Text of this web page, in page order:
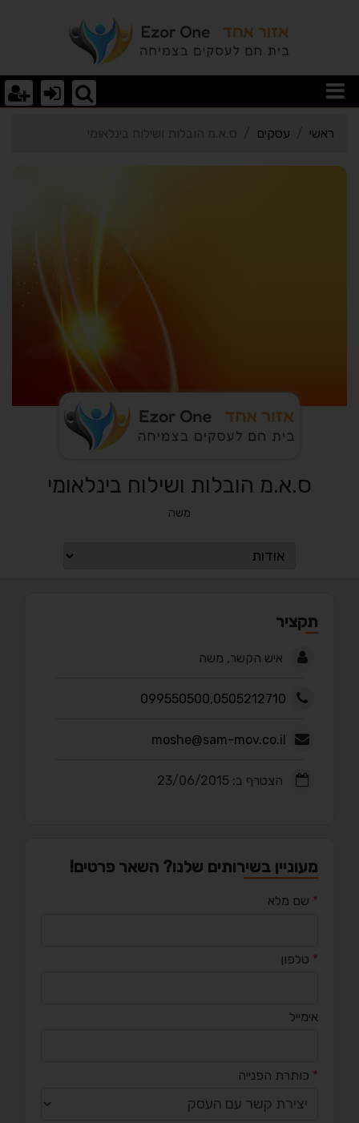
פרטי כרטיס העסק ס.א.מ
ראשי עסקים ס.א.מ הובלות ושילוח בינלאומי
ס.א.מ הובלות ושילוח בינלאומי
משה
תקציר
איש הקשר, משה
099550500,0505212710
moshe@sam-mov.co.il
הצטרף ב: 23/06/2015
מעוניין בשירותים שלנו? השאר פרטים!
* שם מלא
* טלפון
אימייל
* כותרת הפנייה